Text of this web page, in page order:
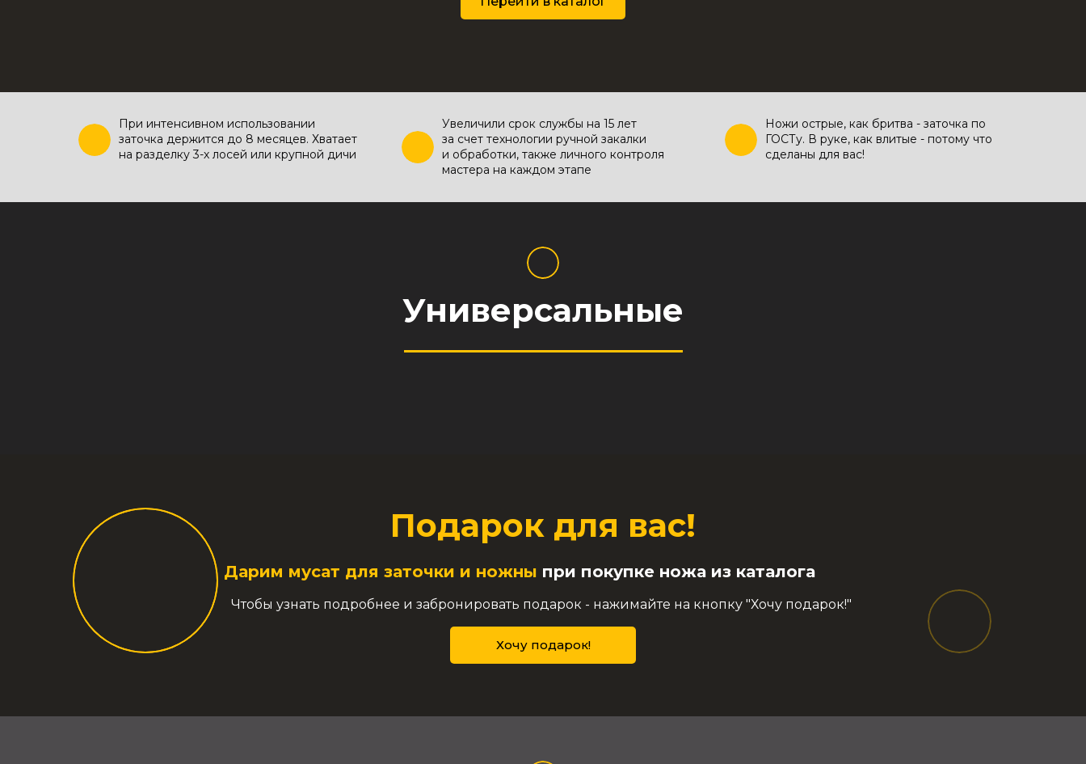
При интенсивном использовании
заточка держится до 8 месяцев. Хватает
на разделку 3-х лосей или крупной дичи
Увеличили срок службы на 15 лет
за счет технологии ручной закалки
и обработки, также личного контроля
мастера на каждом этапе
Ножи острые, как бритва - заточка по
ГОСТу. В руке, как влитые - потому что
сделаны для вас!
Универсальные
Подарок для вас!
Дарим мусат для заточки и ножны при покупке ножа из каталога
Чтобы узнать подробнее и забронировать подарок - нажимайте на кнопку "Хочу подарок!"
Хочу подарок!